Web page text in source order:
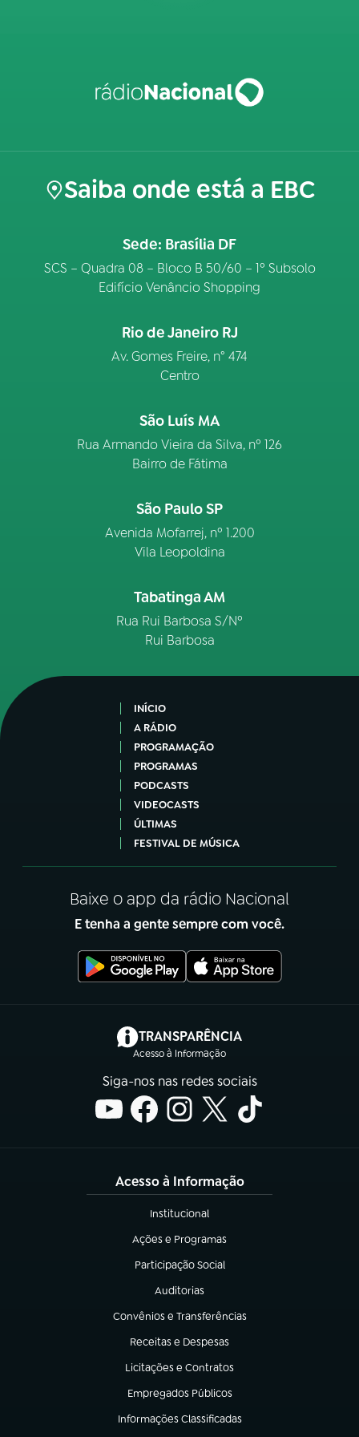
Saiba onde está a EBC
Sede: Brasília DF
SCS – Quadra 08 – Bloco B 50/60 – 1º Subsolo
Edifício Venâncio Shopping
Rio de Janeiro RJ
Av. Gomes Freire, n° 474
Centro
São Luís MA
Rua Armando Vieira da Silva, nº 126
Bairro de Fátima
São Paulo SP
Avenida Mofarrej, nº 1.200
Vila Leopoldina
Tabatinga AM
Rua Rui Barbosa S/Nº
Rui Barbosa
INÍCIO
A RÁDIO
PROGRAMAÇÃO
PROGRAMAS
PODCASTS
VIDEOCASTS
ÚLTIMAS
FESTIVAL DE MÚSICA
Baixe o app da rádio Nacional
E tenha a gente sempre com você.
TRANSPARÊNCIA
Acesso à Informação
(abre em nova aba)
Siga-nos nas redes sociais
Acesso à Informação
Institucional
(abre em nova aba)
Ações e Programas
(abre em nova aba)
Participação Social
(abre em nova aba)
Auditorias
(abre em nova aba)
Convênios e Transferências
(abre em nova aba)
Receitas e Despesas
(abre em nova aba)
Licitações e Contratos
(abre em nova aba)
Empregados Públicos
(abre em nova aba)
Informações Classificadas
(abre em nova aba)